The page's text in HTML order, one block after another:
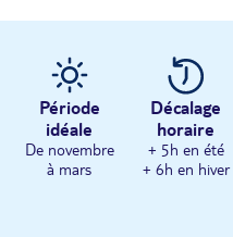
Période
idéale
De novembre
à mars
Décalage
horaire
+ 5h en été
+ 6h en hiver